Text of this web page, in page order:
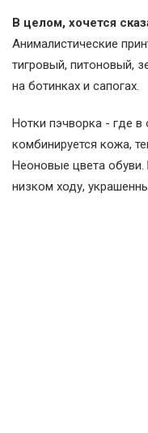
В целом, хочется
Анималистические
тигровый, питоновый,
на ботинках и сапогах.
Нотки пэчворка - где
комбинируется кожа,
Неоновые цвета обуви.
низком ходу,